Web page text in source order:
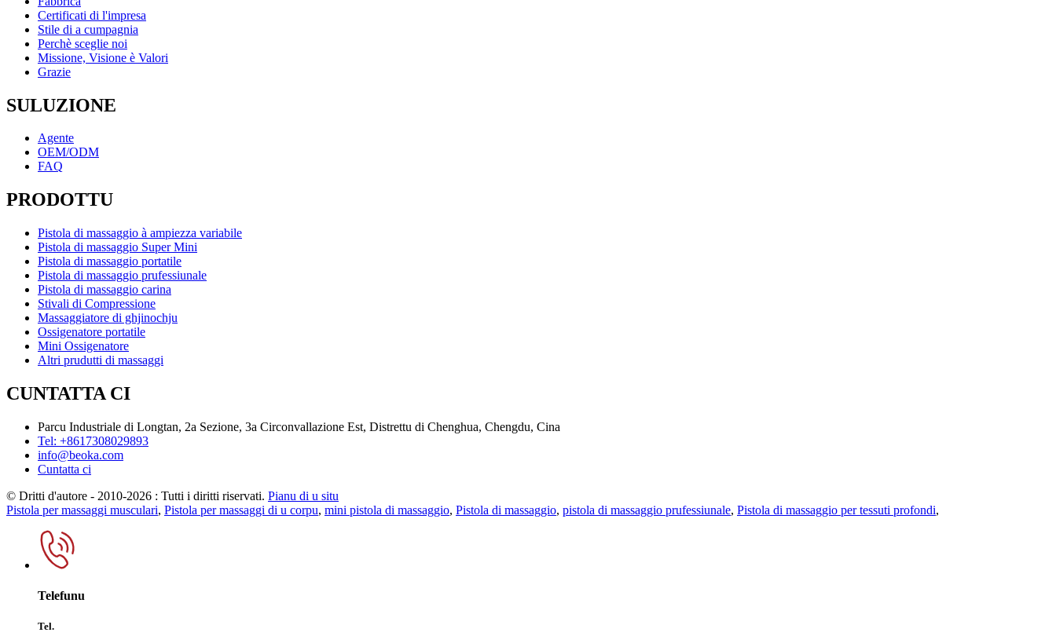
Certificati di l'impresa
Stile di a cumpagnia
Perchè sceglie noi
Missione, Visione è Valori
Grazie
SULUZIONE
Agente
OEM/ODM
FAQ
PRODOTTU
Pistola di massaggio à ampiezza variabile
Pistola di massaggio Super Mini
Pistola di massaggio portatile
Pistola di massaggio prufessiunale
Pistola di massaggio carina
Stivali di Compressione
Massaggiatore di ghjinochju
Ossigenatore portatile
Mini Ossigenatore
Altri prudutti di massaggi
CUNTATTA CI
Parcu Industriale di Longtan, 2a Sezione, 3a Circonvallazione Est, Distrettu di Chenghua, Chengdu, Cina
Tel: +8617308029893
info@beoka.com
Cuntatta ci
© Dritti d'autore - 2010-2026 : Tutti i diritti riservati. Pianu di u situ
Pistola per massaggi musculari, Pistola per massaggi di u corpu, mini pistola di massaggio, Pistola di massaggio, pistola di massaggio prufessiunale, Pistola di massaggio per tessuti profondi,
Telefunu
Tel.